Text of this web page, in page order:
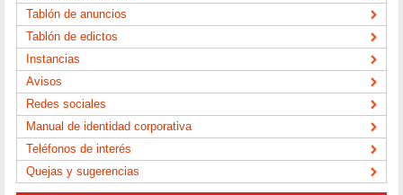
Tablón de anuncios
Tablón de edictos
Instancias
Avisos
Redes sociales
Manual de identidad corporativa
Teléfonos de interés
Quejas y sugerencias